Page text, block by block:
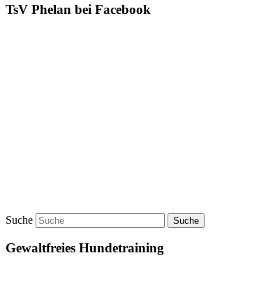
TsV Phelan bei Facebook
Suche
Gewaltfreies Hundetraining